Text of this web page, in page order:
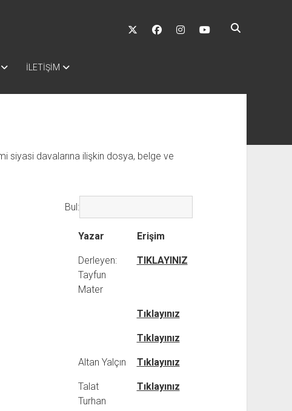
twitter facebookinstagramyoutube
İLETİŞİM
siyasi davalarına ilişkin dosya, belge ve
Bul:
Yazar Erişim
Derleyen:
Tayfun
Mater
TIKLAYINIZ
Tıklayınız
Tıklayınız
Altan Yalçın Tıklayınız
Talat
Turhan
Tıklayınız